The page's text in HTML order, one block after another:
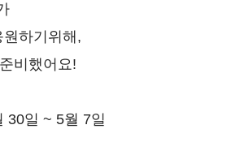
하기위해,
비했어요!
30일 ~ 5월 7일